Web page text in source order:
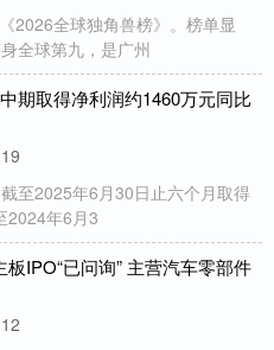
2026全球独角兽榜》。榜单显
全球第九，是广州
期取得净利润约1460万元同比
至2025年6月30日止六个月取得
2024年6月3
IPO“已问询” 主营汽车零部件